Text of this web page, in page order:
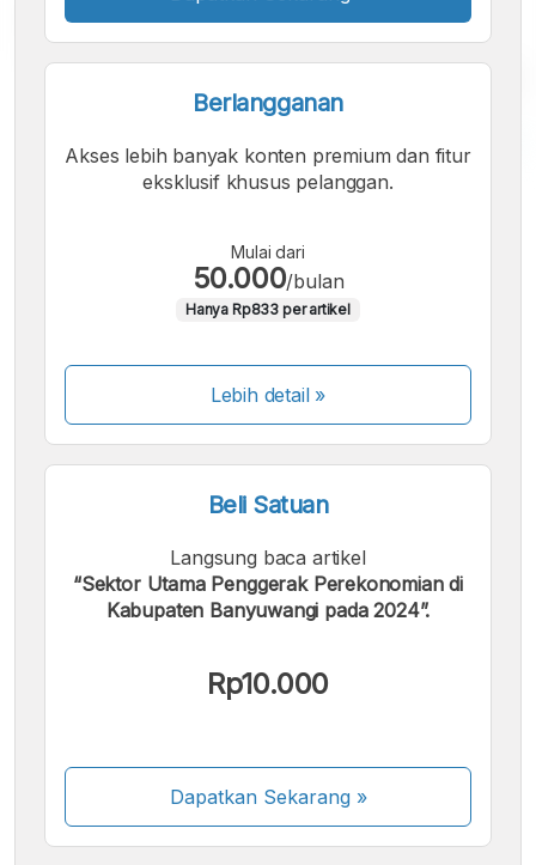
A A
Sedang
A
Font
Besar
Berlangganan
Akses lebih banyak konten premium dan fitur
eksklusif khusus pelanggan.
Mulai dari
50.000/bulan
Hanya Rp833 per artikel
Lebih detail »
Beli Satuan
Langsung baca artikel
“Sektor Utama Penggerak Perekonomian di
Kabupaten Banyuwangi pada 2024”.
Rp10.000
Dapatkan Sekarang»